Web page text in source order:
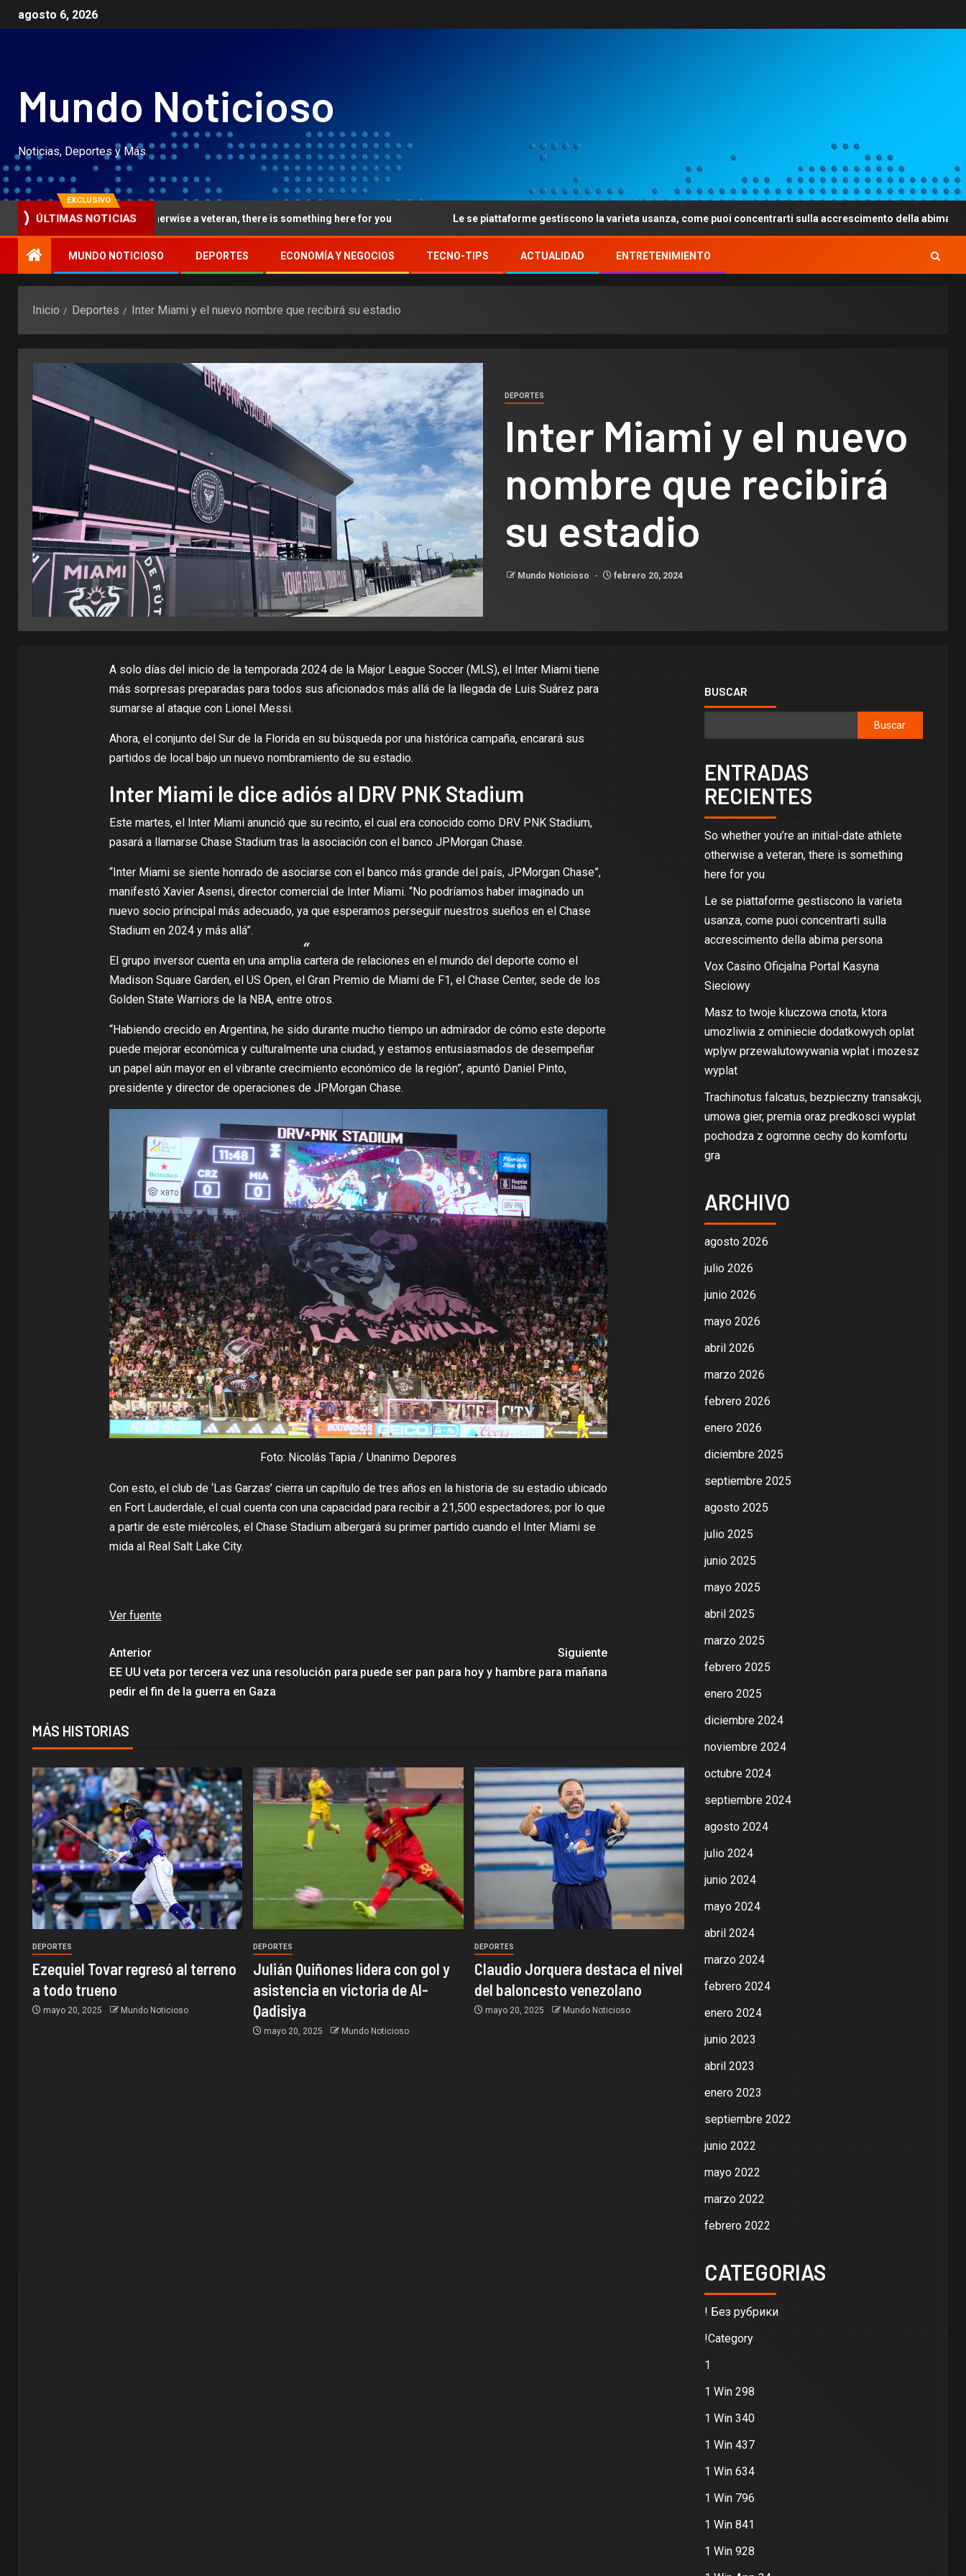
agosto 6, 2026
Mundo Noticioso
Noticias, Deportes y Más.
EXCLUSIVO
ÚLTIMAS NOTICIAS
date athlete otherwise a veteran, there is something here for you Le se piattaforme gestiscono la varieta usanza, come puoi concentrarti sulla accrescimento della abima persona
MUNDO NOTICIOSO DEPORTES ECONOMÍA Y NEGOCIOS TECNO-TIPS ACTUALIDAD ENTRETENIMIENTO
Inicio Deportes Inter Miami y el nuevo nombre que recibirá su estadio
DEPORTES
Inter Miami y el nuevo
nombre que recibirá
su estadio
Mundo Noticioso febrero 20, 2024
A solo días del inicio de la temporada 2024 de la Major League Soccer (MLS), el Inter Miamitiene
más sorpresas preparadas para todos sus aficionados más allá de la llegada de Luis Suárez para
sumarse al ataque con Lionel Messi.
Ahora, el conjunto del Sur de la Florida en su búsqueda por una histórica campaña, encarará sus
partidos de local bajo un nuevo nombramiento de su estadio.
Inter Miami le dice adiós al DRV PNK Stadium
Este martes, el Inter Miami anunció que su recinto, el cual era conocido como DRV PNK Stadium,
pasará a llamarse Chase Stadium tras la asociación con el banco JPMorgan Chase.
“Inter Miami se siente honrado de asociarse con el banco más grande del país, JPMorgan Chase”,
manifestó Xavier Asensi, director comercial de Inter Miami. “No podríamos haber imaginado un
nuevo socio principal más adecuado, ya que esperamos perseguir nuestros sueños en el Chase
Stadium en 2024 y más allá”.
El grupo inversor cuenta en una amplia cartera de relaciones en el mundo del deporte como el
Madison Square Garden, el US Open, el Gran Premio de Miami de F1, el Chase Center, sede de los
Golden State Warriors de la NBA, entre otros.
“Habiendo crecido en Argentina, he sido durante mucho tiempo un admirador de cómo este deporte
puede mejorar económica y culturalmente una ciudad, y estamos entusiasmados de desempeñar
un papel aún mayor en el vibrante crecimiento económico de la región”, apuntó Daniel Pinto,
presidente y director de operaciones de JPMorgan Chase.
Foto: Nicolás Tapia / Unanimo Depores
Con esto, el club de ‘Las Garzas’ cierra un capítulo de tres años en la historia de su estadio ubicado
en Fort Lauderdale, el cual cuenta con una capacidad para recibir a 21,500 espectadores; por lo que
a partir de este miércoles, el Chase Stadium albergará su primer partido cuando el Inter Miami se
mida al Real Salt Lake City.
Ver fuente
Anterior
EE UU veta por tercera vez una resolución para
pedir el fin de la guerra en Gaza
Siguiente
puede ser pan para hoy y hambre para mañana
MÁS HISTORIAS
DEPORTES
Ezequiel Tovar regresó al terreno
a todo trueno
mayo 20, 2025 Mundo Noticioso
DEPORTES
Julián Quiñones lidera con gol y
asistencia en victoria de Al-
Qadisiya
mayo 20, 2025 Mundo Noticioso
DEPORTES
Claudio Jorquera destaca el nivel
del baloncesto venezolano
mayo 20, 2025 Mundo Noticioso
BUSCAR
Buscar
ENTRADAS
RECIENTES
So whether you’re an initial-date athlete
otherwise a veteran, there is something
here for you
Le se piattaforme gestiscono la varieta
usanza, come puoi concentrarti sulla
accrescimento della abima persona
Vox Casino Oficjalna Portal Kasyna
Sieciowy
Masz to twoje kluczowa cnota, ktora
umozliwia z ominiecie dodatkowych oplat
wplyw przewalutowywania wplat i mozesz
wyplat
Trachinotus falcatus, bezpieczny transakcji,
umowa gier, premia oraz predkosci wyplat
pochodza z ogromne cechy do komfortu
gra
ARCHIVO
agosto 2026
julio 2026
junio 2026
mayo 2026
abril 2026
marzo 2026
febrero 2026
enero 2026
diciembre 2025
septiembre 2025
agosto 2025
julio 2025
junio 2025
mayo 2025
abril 2025
marzo 2025
febrero 2025
enero 2025
diciembre 2024
noviembre 2024
octubre 2024
septiembre 2024
agosto 2024
julio 2024
junio 2024
mayo 2024
abril 2024
marzo 2024
febrero 2024
enero 2024
junio 2023
abril 2023
enero 2023
septiembre 2022
junio 2022
mayo 2022
marzo 2022
febrero 2022
CATEGORIAS
! Без рубрики
!Category
1
1 Win 298
1 Win 340
1 Win 437
1 Win 634
1 Win 796
1 Win 841
1 Win 928